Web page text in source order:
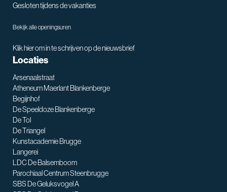
Gesloten tijdens de vakanties
Bekijk alle openingsuren
Klik hier om in te schrijven op de nieuwsbrief
Locaties
Arsenaalstraat
Atheneum Maerlant Blankenberge
Begijnhof
De Speeldoze Blankenberge
De Tol
De Triangel
Kunstacademie Brugge
Langerei
LDC De Balsemboom
Parochiaal Centrum Steenbrugge
SBS De Geluksvogel A
SNT assistent
Waarmee kan ik je helpen?